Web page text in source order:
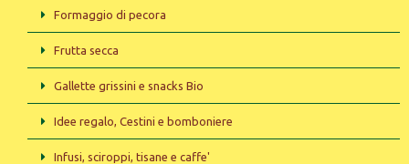
Formaggio di pecora
Frutta secca
Gallette grissini e snacks Bio
Idee regalo, Cestini e bomboniere
Infusi, sciroppi, tisane e caffe'